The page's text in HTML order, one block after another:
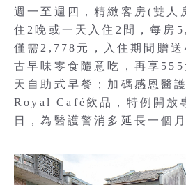
週一至週四，精緻客房(雙人
住2晚或一天入住2間，每房
僅需2,778元，入住期間贈送
古早味零食隨意吃，再享
天自助式早餐；加碼感恩醫
Royal Café飲品，特例開放
日，為醫護警消多延長一個